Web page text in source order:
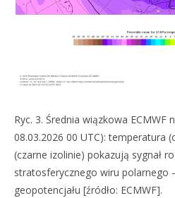
Ryc. 3. Średnia wiązkowa ECMWF
08.03.2026 00 UTC): temperatura
(czarne izolinie) pokazują sygnał
stratosferycznego wiru
geopotencjału [źródło: ECMWF].